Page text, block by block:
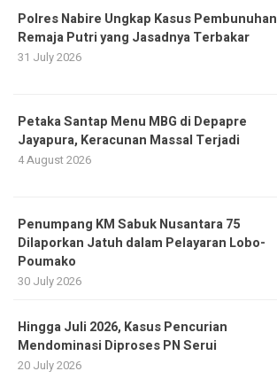
Polres Nabire Ungkap Kasus Pembunuhan
Remaja Putri yang Jasadnya Terbakar
31 July 2026
Petaka Santap Menu MBG di Depapre
Jayapura, Keracunan Massal Terjadi
4 August 2026
Penumpang KM Sabuk Nusantara 75
Dilaporkan Jatuh dalam Pelayaran Lobo-
Poumako
30 July 2026
Hingga Juli 2026, Kasus Pencurian
Mendominasi Diproses PN Serui
20 July 2026